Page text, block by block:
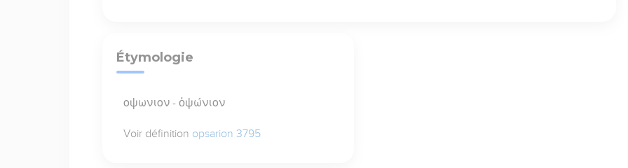
Étymologie
οψωνιον - ὀψώνιον
Voir définition opsarion 3795